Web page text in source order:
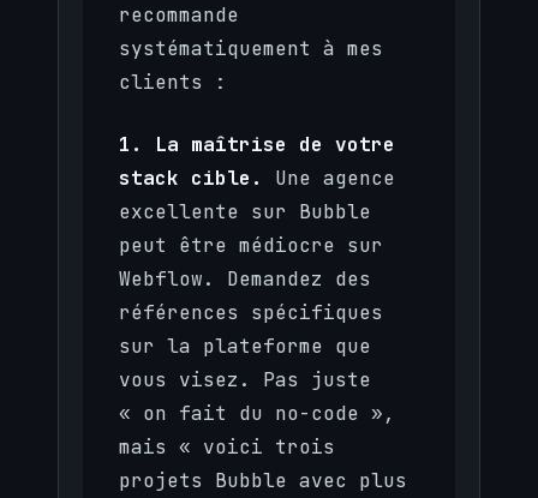
recommande
systématiquement à mes
clients :
1. La maîtrise de votre
stack cible.
Une agence
excellente sur Bubble
peut être médiocre sur
Webflow. Demandez des
références spécifiques
sur la plateforme que
vous visez. Pas juste
« on fait du no-code »,
mais « voici trois
projets Bubble avec plus